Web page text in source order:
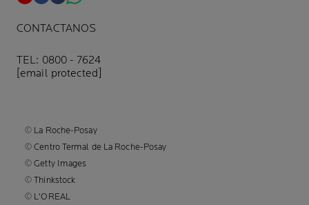
CONTACTANOS
TEL: 0800 - 7624
[email protected]
© La Roche-Posay
© Centro Termal de La Roche-Posay
© Getty Images
© Thinkstock
© L'OREAL